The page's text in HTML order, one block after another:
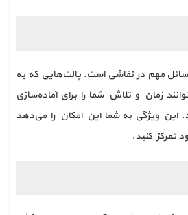
مهم در نقاشی است. پالت‌هایی که به
زمان و تلاش شما را برای آماده‌سازی
ویژگی به شما این امکان را می‌دهد
تمرکز کنید.